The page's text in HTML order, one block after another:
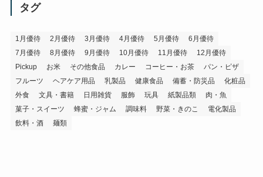
タグ
1月優待 2月優待 3月優待 4月優待 5月優待
6月優待
7月優待
8月優待 9月優待 10月優待 11月優待
12月優待
Pickup
お米 その他食品 カレー コーヒー・お茶
パン・ピザ
フルーツ
ヘアケア用品 乳製品 健康食品 備蓄・防災品
化粧品
外食
文具・書籍 日用雑貨 服飾 玩具 紙製品類
肉・魚
菓子・スイーツ
蜂蜜・ジャム 調味料 野菜・きのこ
電化製品
飲料・酒
麺類